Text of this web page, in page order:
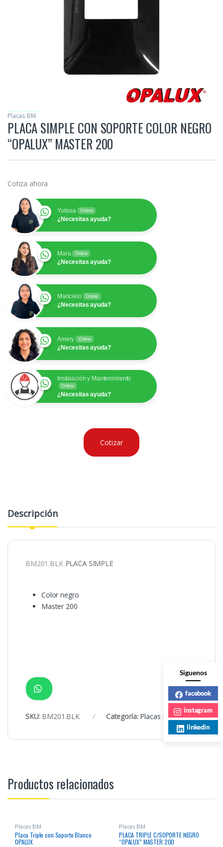
Placas BM
PLACA SIMPLE CON SOPORTE COLOR NEGRO
“OPALUX” MASTER 200
Cotiza ahora
Yulissa Online
¿Necesitas ayuda?
Mara Online
¿Necesitas ayuda?
Maricielo Online
¿Necesitas ayuda?
Amery Online
¿Necesitas ayuda?
Instalación y Mantenimiento
Online
¿Necesitas ayuda?
Cotizar
Descripción
BM201.BLK PLACA SIMPLE
Color negro
Master 200
SKU: BM201.BLK Categoría: Placas BM
Productos relacionados
Placas BM
Placa Triple con Soporte Blanco
OPALUX
Placas BM
PLACA TRIPLE C/SOPORTE NEGRO
“OPALUX” MASTER 200
Siguenos
facebook
instagram
linkedin